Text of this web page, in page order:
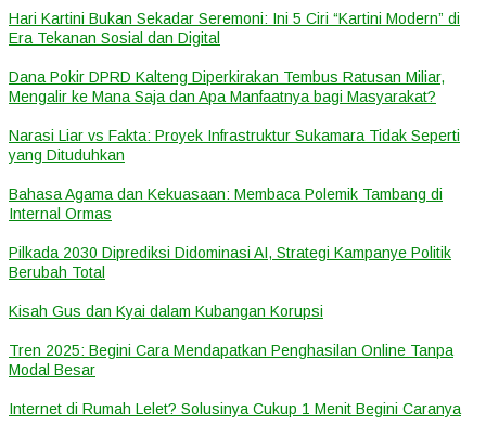
Hari Kartini Bukan Sekadar Seremoni: Ini 5 Ciri “Kartini Modern” di
Era Tekanan Sosial dan Digital
Dana Pokir DPRD Kalteng Diperkirakan Tembus Ratusan Miliar,
Mengalir ke Mana Saja dan Apa Manfaatnya bagi Masyarakat?
Narasi Liar vs Fakta: Proyek Infrastruktur Sukamara Tidak Seperti
yang Dituduhkan
Bahasa Agama dan Kekuasaan: Membaca Polemik Tambang di
Internal Ormas
Pilkada 2030 Diprediksi Didominasi AI, Strategi Kampanye Politik
Berubah Total
Kisah Gus dan Kyai dalam Kubangan Korupsi
Tren 2025: Begini Cara Mendapatkan Penghasilan Online Tanpa
Modal Besar
Internet di Rumah Lelet? Solusinya Cukup 1 Menit Begini Caranya